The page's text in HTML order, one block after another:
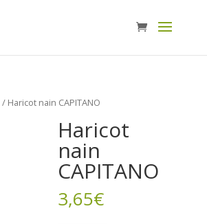
/ Haricot nain CAPITANO
Haricot
nain
CAPITANO
3,65€